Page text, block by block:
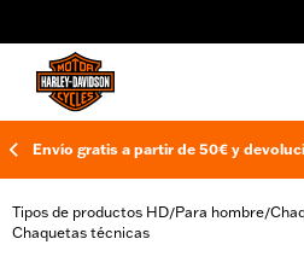
Envío gratis a partir de 50€ y
Tipos de productos HD/Para hombre/
Chaquetas técnicas